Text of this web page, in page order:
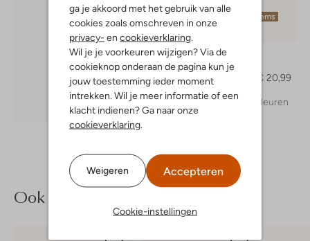
ga je akkoord met het gebruik van alle
cookies zoals omschreven in onze
privacy- en cookieverklaring
Wil je je voorkeuren wijzigen? Via de
cookieknop onderaan de pagina kun je
jouw toestemming ieder moment
intrekken. Wil je meer informatie of een
klacht indienen? Ga naar onze
cookieverklaring
Weigeren Accepteren
Cookie-instellingen
Ontdek de look
Laatste items
Vingino
T-shirt
€ 20,99
+ meer kleuren
Ook iets voor jou?